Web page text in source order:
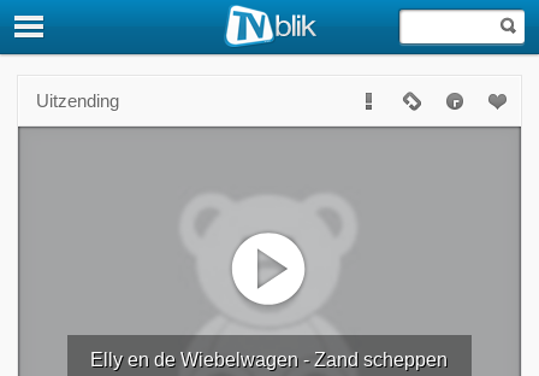
Uitzending
Elly en de Wiebelwagen - Zand scheppen